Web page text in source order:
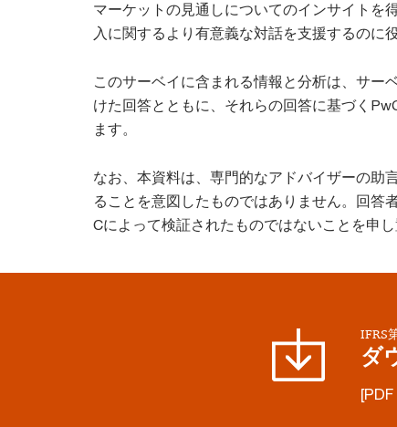
マーケットの見通しについてのインサイトを
入に関するより有意義な対話を支援するのに
このサーベイに含まれる情報と分析は、サー
けた回答とともに、それらの回答に基づく
ます。
なお、本資料は、専門的なアドバイザーの助
ることを意図したものではありません。回答
Cによって検証されたものではないことを申し
IFRS
ダ